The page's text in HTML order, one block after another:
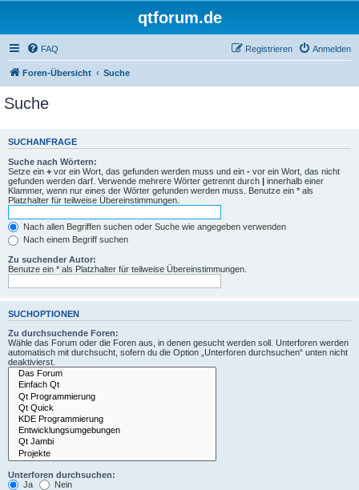
qtforum.de
FAQ Anmelden
Registrieren
Foren-Übersicht Suche
Suche
SUCHANFRAGE
Suche nach Wörtern:
Setze ein + vor ein Wort, das gefunden werden muss und ein - vor ein Wort, das nicht
gefunden werden darf. Verwende mehrere Wörter getrennt durch | innerhalb einer
Klammer, wenn nur eines der Wörter gefunden werden muss. Benutze ein * als
Platzhalter für teilweise Übereinstimmungen.
Nach allen Begriffen suchen oder Suche wie angegeben verwenden
Nach einem Begriff suchen
Zu suchender Autor:
Benutze ein * als Platzhalter für teilweise Übereinstimmungen.
SUCHOPTIONEN
Zu durchsuchende Foren:
Wähle das Forum oder die Foren aus, in denen gesucht werden soll. Unterforen werden
automatisch mit durchsucht, sofern du die Option „Unterforen durchsuchen“ unten nicht
deaktivierst.
Unterforen durchsuchen:
Ja
Nein